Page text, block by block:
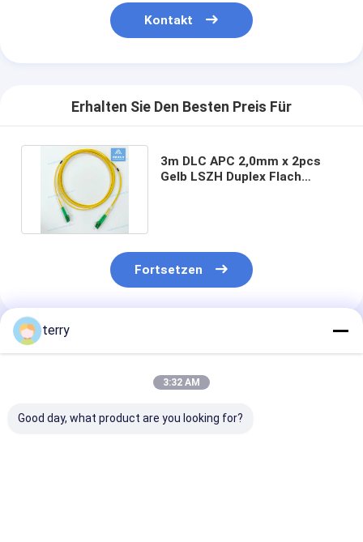
Kontakt
Erhalten Sie Den Besten Preis Für
3m DLC APC 2,0mm x 2pcs
Gelb LSZH Duplex Flach
Fortsetzen
Empfohlene Produkte
terry
3:32 AM
Good day, what product are you looking for?